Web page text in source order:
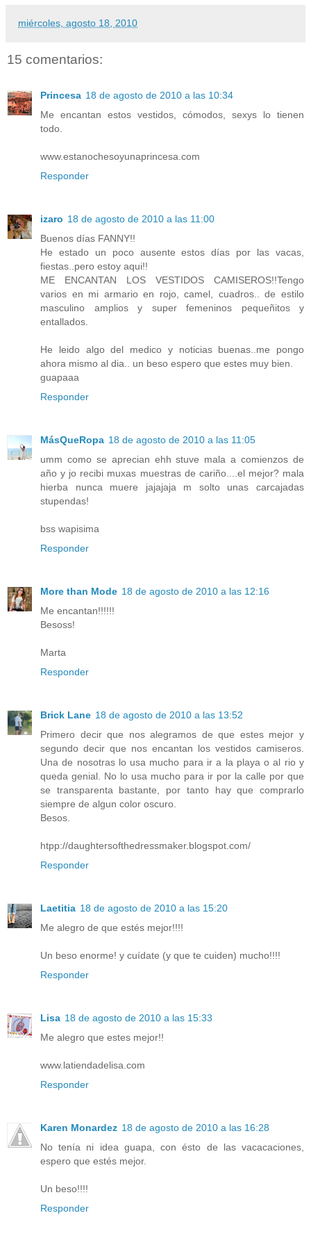
miércoles, agosto 18, 2010
15 comentarios:
Princesa 18 de agosto de 2010 a las 10:34
Me encantan estos vestidos, cómodos, sexys lo tienen
todo.
www.estanochesoyunaprincesa.com
Responder
izaro 18 de agosto de 2010 a las 11:00
Buenos días FANNY!!
He estado un poco ausente estos días por las vacas,
fiestas..pero estoy aqui!!
ME ENCANTAN LOS VESTIDOS CAMISEROS!!Tengo
varios en mi armario en rojo, camel, cuadros.. de estilo
masculino amplios y super femeninos pequeñitos y
entallados.
He leido algo del medico y noticias buenas..me pongo
ahora mismo al dia.. un beso espero que estes muy bien.
guapaaa
Responder
MásQueRopa 18 de agosto de 2010 a las 11:05
umm como se aprecian ehh stuve mala a comienzos de
año y jo recibi muxas muestras de cariño....el mejor? mala
hierba nunca muere jajajaja m solto unas carcajadas
stupendas!
bss wapisima
Responder
More than Mode 18 de agosto de 2010 a las 12:16
Me encantan!!!!!!
Besoss!
Marta
Responder
Brick Lane 18 de agosto de 2010 a las 13:52
Primero decir que nos alegramos de que estes mejor y
segundo decir que nos encantan los vestidos camiseros.
Una de nosotras lo usa mucho para ir a la playa o al rio y
queda genial. No lo usa mucho para ir por la calle por que
se transparenta bastante, por tanto hay que comprarlo
siempre de algun color oscuro.
Besos.
htpp://daughtersofthedressmaker.blogspot.com/
Responder
Laetitia 18 de agosto de 2010 a las 15:20
Me alegro de que estés mejor!!!!
Un beso enorme! y cuídate (y que te cuiden) mucho!!!!
Responder
Lisa 18 de agosto de 2010 a las 15:33
Me alegro que estes mejor!!
www.latiendadelisa.com
Responder
Karen Monardez 18 de agosto de 2010 a las 16:28
No tenía ni idea guapa, con ésto de las vacacaciones,
espero que estés mejor.
Un beso!!!!
Responder